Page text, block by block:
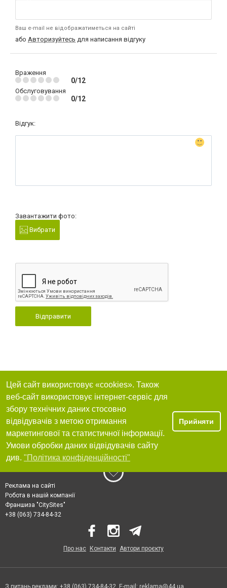
Ваш e-mail не відображатиметься на сайті
або Авторизуйтесь для написання відгуку
Враження
0/12
Обслуговування
0/12
Відгук:
Завантажити фото:
Вибрати
Відправити
Цей сайт використовує «cookies». Також
веб-сайт використовує інтернет-сервіс для
збору технічних даних стосовно
відвідувачів з метою отримання
маркетингової та статистичної інформації.
Умови обробки даних відвідувачів сайту
див. "Політика конфіденційності"
Прийняти
Реклама на сайті
Робота в нашій компанії
Франшиза "CitySites"
+38 (063) 734-84-32
Про нас Контакти Автори проєкту